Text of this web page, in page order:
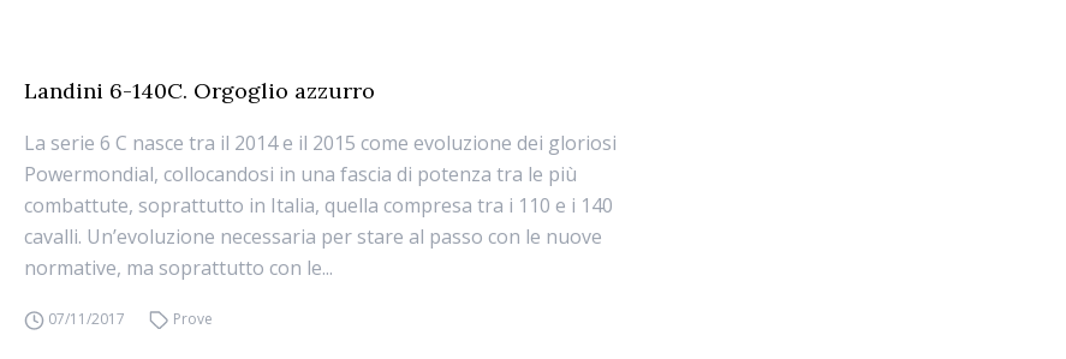
Landini 6-140C. Orgoglio azzurro
La serie 6 C nasce tra il 2014 e il 2015 come evoluzione dei gloriosi
Powermondial, collocandosi in una fascia di potenza tra le più
combattute, soprattutto in Italia, quella compresa tra i 110 e i 140
cavalli. Un’evoluzione necessaria per stare al passo con le nuove
normative, ma soprattutto con le...
07/11/2017 Prove